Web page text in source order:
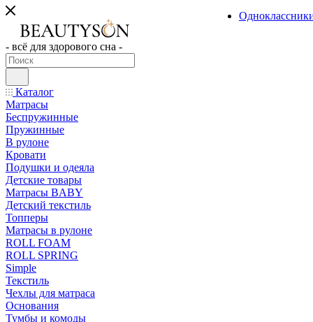
- всё для здорового сна -
Каталог
Матрасы
Беспружинные
Пружинные
В рулоне
Кровати
Подушки и одеяла
Детские товары
Матрасы BABY
Детский текстиль
Топперы
Матрасы в рулоне
ROLL FOAM
ROLL SPRING
Simple
Текстиль
Чехлы для матраса
Основания
Тумбы и комоды